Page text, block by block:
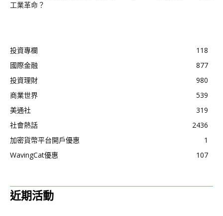
工業革命？
投資專欄
118
國際金融
877
投資理財
980
商業世界
539
美通社
319
社會熱話
2436
加密貨幣平台開戶優惠
1
WavingCat優惠
107
近期活動